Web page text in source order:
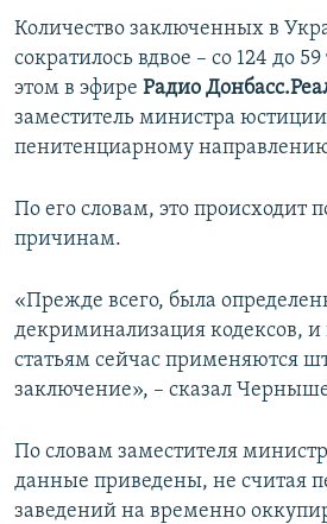
поискуИНФОГРАФИКА
ТЕЛЕПРОЕКТ КРЫМ.РЕАЛИИ
СОВЕТЫ ПРАВОЗАЩИТНИКОВ
ПРОПАВШИЕ БЕЗ ВЕСТИ
ПОБЕДИТЕЛЕЙ НЕ СУДЯТ?
КРЫМ.НЕПОКОРЕННЫЙ
УКРАИНСКАЯ ПРОБЛЕМА КРЫМА
КАК ОБОЙТИ БЛОКИРОВКУ
Українською
ПРИСОЕДИНЯЙТЕСЬ!
Все сайты RFE/RL
Количество заключенных в
сократилось вдвое – со 124 до
этом в эфире Радио
заместитель министра
пенитенциарному
По его словам, это происходит
причинам.
«Прежде всего, была
декриминализация кодексов,
статьям сейчас применяются
заключение», – сказал
По словам заместителя
данные приведены, не считая
заведений на временно